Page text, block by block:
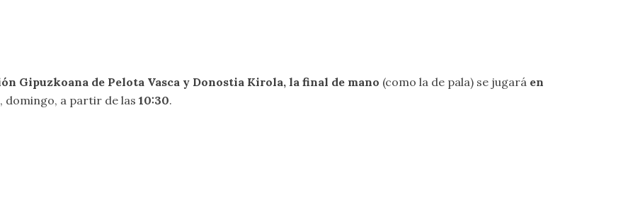
Gipuzkoana de Pelota Vasca y Donostia Kirola, la final de mano (como la de pala) se jugará en
, domingo, a partir de las 10:30.